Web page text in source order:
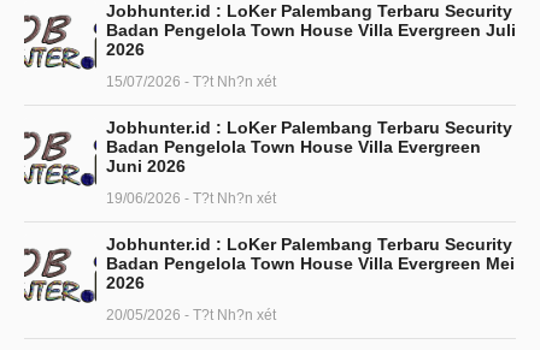
Jobhunter.id : LoKer Palembang Terbaru Security
Badan Pengelola Town House Villa Evergreen Juli
2026
15/07/2026 - T?t Nh?n xét
Jobhunter.id : LoKer Palembang Terbaru Security
Badan Pengelola Town House Villa Evergreen
Juni 2026
19/06/2026 - T?t Nh?n xét
Jobhunter.id : LoKer Palembang Terbaru Security
Badan Pengelola Town House Villa Evergreen Mei
2026
20/05/2026 - T?t Nh?n xét